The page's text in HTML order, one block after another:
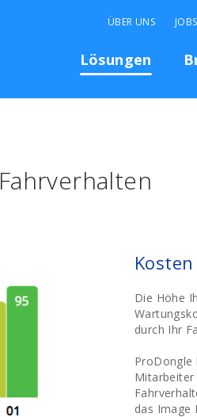
Lösungen
ÜBER UNS JOBS
Fahrverhalten
Die Höhe
durch Ihr
ProDongle
Mitarbeiter
das Image